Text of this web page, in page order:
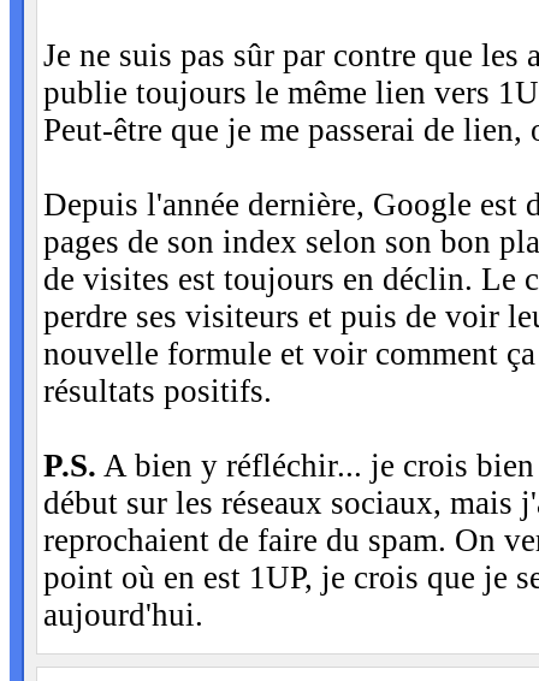
Je ne suis pas sûr par contre que
publie toujours le même lien vers
Peut-être que je me passerai de lien,
Depuis l'année dernière, Google est
pages de son index selon son bon
de visites est toujours en déclin. Le
perdre ses visiteurs et puis de voir
nouvelle formule et voir comment ça
résultats positifs.
P.S. A bien y réfléchir... je crois bien
début sur les réseaux sociaux, mais
reprochaient de faire du spam. On
point où en est 1UP, je crois que je
aujourd'hui.